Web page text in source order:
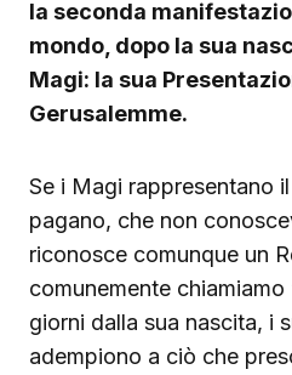
la seconda
mondo, dopo la sua
Magi: la sua
Gerusalemme.
Se i Magi rappresentano
pagano, che non
riconosce comunque un
comunemente
giorni dalla sua nascita, i
adempiono a ciò che